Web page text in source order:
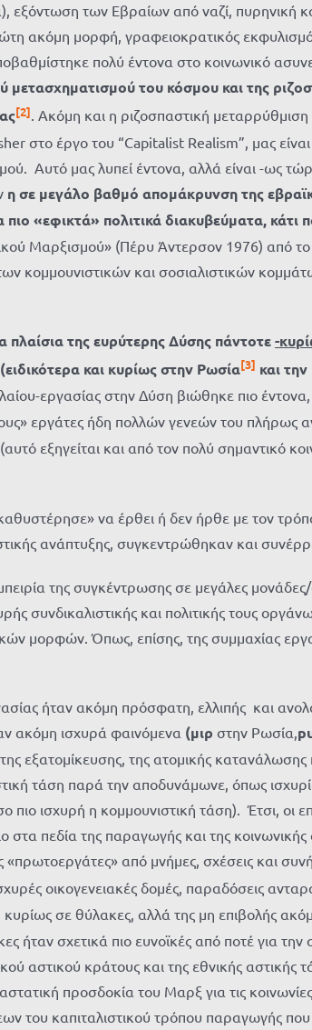
των Εβραίων από ναζί, πυρηνική
ακόμη μορφή, γραφειοκρατικός
πολύ έντονα στο κοινωνικό
του κόσμου και της
[2]. Ακόμη και η ριζοσπαστική
στο έργο του “Capitalist Realism”, μας
Αυτό μας λυπεί έντονα, αλλά είναι -ως
η σε μεγάλο βαθμό απομάκρυνση της
«εφικτά» πολιτικά διακυβεύματα, κάτι
Μαρξισμού» (Πέρυ Άντερσον 1976) από το
και σοσιαλιστικών
της ευρύτερης Δύσης πάντοτε-
(ειδικότερα και κυρίως στην Ρωσία[3] και
εργασίας στην Δύση βιώθηκε πιο
εργάτες ήδη πολλών γενεών του πλήρως
εξηγείται και από τον πολύ σημαντικό
να έρθει ή δεν ήρθε με τον
ανάπτυξης, συγκεντρώθηκαν και
της συγκέντρωσης σε μεγάλες
συνδικαλιστικής και πολιτικής τους
μορφών. Όπως, επίσης, της συμμαχίας
ήταν ακόμη πρόσφατη, ελλιπής και
ακόμη ισχυρά φαινόμενα (μιρ στην Ρωσία,
εξατομίκευσης, της ατομικής
τάση παρά την αποδυνάμωνε, όπως
ισχυρή η κομμουνιστική τάση). Έτσι, οι
στα πεδία της παραγωγής και της
από μνήμες, σχέσεις και
οικογενειακές δομές, παραδόσεις
σε θύλακες, αλλά της μη επιβολής
ήταν σχετικά πιο ευνοϊκές από ποτέ για
κράτους και της εθνικής αστικής
προσδοκία του Μαρξ για τις
του καπιταλιστικού τρόπου παραγωγής